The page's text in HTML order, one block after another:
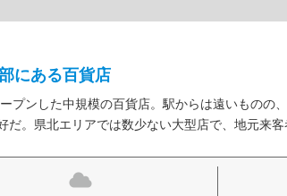
にある百貨店
プンした中規模の百貨店。駅からは遠いものの
だ。県北エリアでは数少ない大型店で、地元来客